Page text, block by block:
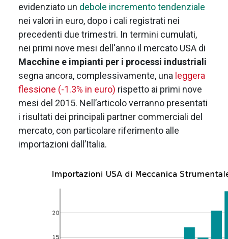
evidenziato un debole incremento tendenziale
nei valori in euro, dopo i cali registrati nei
precedenti due trimestri. In termini cumulati,
nei primi nove mesi dell'anno il mercato USA di
Macchine e impianti per i processi industriali
segna ancora, complessivamente, una leggera
flessione (-1.3% in euro) rispetto ai primi nove
mesi del 2015. Nell’articolo verranno presentati
i risultati dei principali partner commerciali del
mercato, con particolare riferimento alle
importazioni dall’Italia.